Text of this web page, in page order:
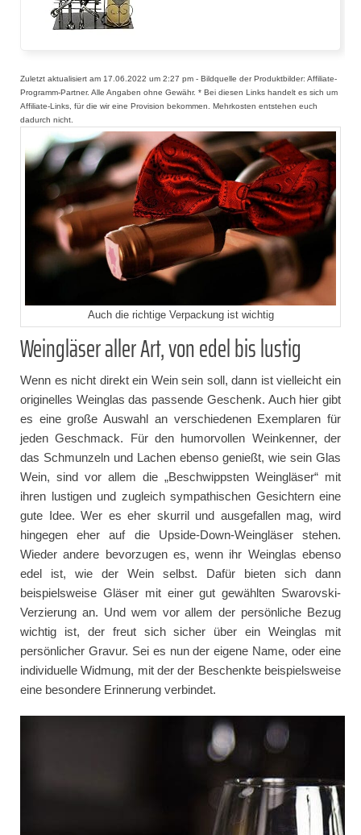
Zuletzt aktualisiert am 17.06.2022 um 2:27 pm - Bildquelle der Produktbilder: Affiliate-
Programm-Partner. Alle Angaben ohne Gewähr. * Bei diesen Links handelt es sich um
Affiliate-Links, für die wir eine Provision bekommen. Mehrkosten entstehen euch
dadurch nicht.
Auch die richtige Verpackung ist wichtig
Weingläser aller Art, von edel bis lustig
Wenn es nicht direkt ein Wein sein soll, dann ist vielleicht ein
originelles Weinglas das passende Geschenk. Auch hier gibt
es eine große Auswahl an verschiedenen Exemplaren für
jeden Geschmack. Für den humorvollen Weinkenner, der
das Schmunzeln und Lachen ebenso genießt, wie sein Glas
Wein, sind vor allem die „Beschwippsten Weingläser“ mit
ihren lustigen und zugleich sympathischen Gesichtern eine
gute Idee. Wer es eher skurril und ausgefallen mag, wird
hingegen eher auf die Upside-Down-Weingläser stehen.
Wieder andere bevorzugen es, wenn ihr Weinglas ebenso
edel ist, wie der Wein selbst. Dafür bieten sich dann
beispielsweise Gläser mit einer gut gewählten Swarovski-
Verzierung an. Und wem vor allem der persönliche Bezug
wichtig ist, der freut sich sicher über ein Weinglas mit
persönlicher Gravur. Sei es nun der eigene Name, oder eine
individuelle Widmung, mit der der Beschenkte beispielsweise
eine besondere Erinnerung verbindet.